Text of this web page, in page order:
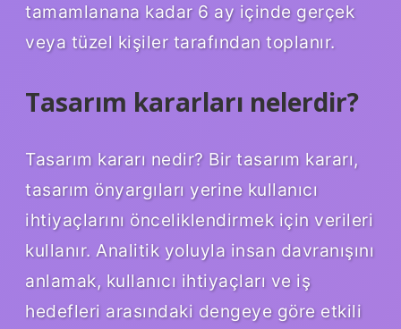
tamamlanana kadar 6 ay içinde gerçek
veya tüzel kişiler tarafından toplanır.
Tasarım kararları nelerdir?
Tasarım kararı nedir? Bir tasarım kararı,
tasarım önyargıları yerine kullanıcı
ihtiyaçlarını önceliklendirmek için verileri
kullanır. Analitik yoluyla insan davranışını
anlamak, kullanıcı ihtiyaçları ve iş
hedefleri arasındaki dengeye göre etkili